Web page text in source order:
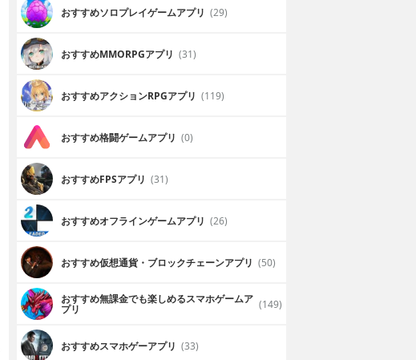
おすすめソロプレイゲームアプリ (29)
おすすめ MMORPGアプリ (31)
おすすめアクションRPGアプリ (119)
おすすめ格闘ゲームアプリ (0)
おすすめFPSアプリ (31)
おすすめオフラインゲームアプリ (26)
おすすめ仮想通貨・ブロックチェーンアプリ (50)
おすすめ無課金でも楽しめるスマホゲームア
プリ (149)
おすすめスマホゲーアプリ (33)